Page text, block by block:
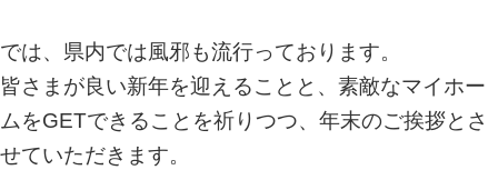
では、県内では風邪も流行っております。
皆さまが良い新年を迎えることと、素敵なマイホー
ムをGETできることを祈りつつ、 年末のご挨拶とさ
せていただきます。